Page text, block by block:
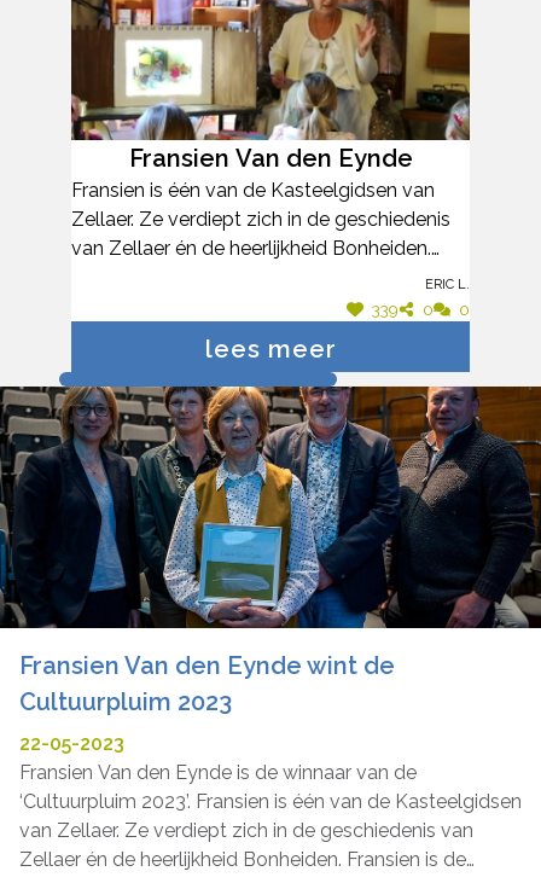
lokaal verankerde en op maat geschreven
locatievoorstelling waarvan alle speeldata
uitverkocht waren. Daarvoor verdient Fien
absoluut de Cultuurpluim!
Fransien Van den Eynde
Fransien is één van de Kasteelgidsen van
Zellaer. Ze verdiept zich in de geschiedenis
van Zellaer én de heerlijkheid Bonheiden.
kinderrondleidingen voor scholen op Zellaer.
Ze ontwikkelt de rondleidingen volgens de
leeftijdsgroep van de kinderen zodat ze
inhoudelijk aansluiten bij het educatief
programma van de school. Ze plaatst
‘erfgoed in Zellaer’ met succes op de
agenda van scholen in de ruime regio.
Fransien is een ware ambassadeur die
enthousiast de rijke geschiedenis van
Kasteel Zellaer promoot bij groot én klein en
mee haar schouders onder de gidsenwerking
zet. Daarvoor verdient ze de Cultuurpluim!
Eric L.
339 0 0
lees meer
Fransien Van den Eynde wint de
Cultuurpluim 2023
22-05-2023
Fransien Van den Eynde is de winnaar van de
‘Cultuurpluim 2023’. Fransien is één van de Kasteelgidsen
van Zellaer. Ze verdiept zich in de geschiedenis van
Zellaer én de heerlijkheid Bonheiden. Fransien is de